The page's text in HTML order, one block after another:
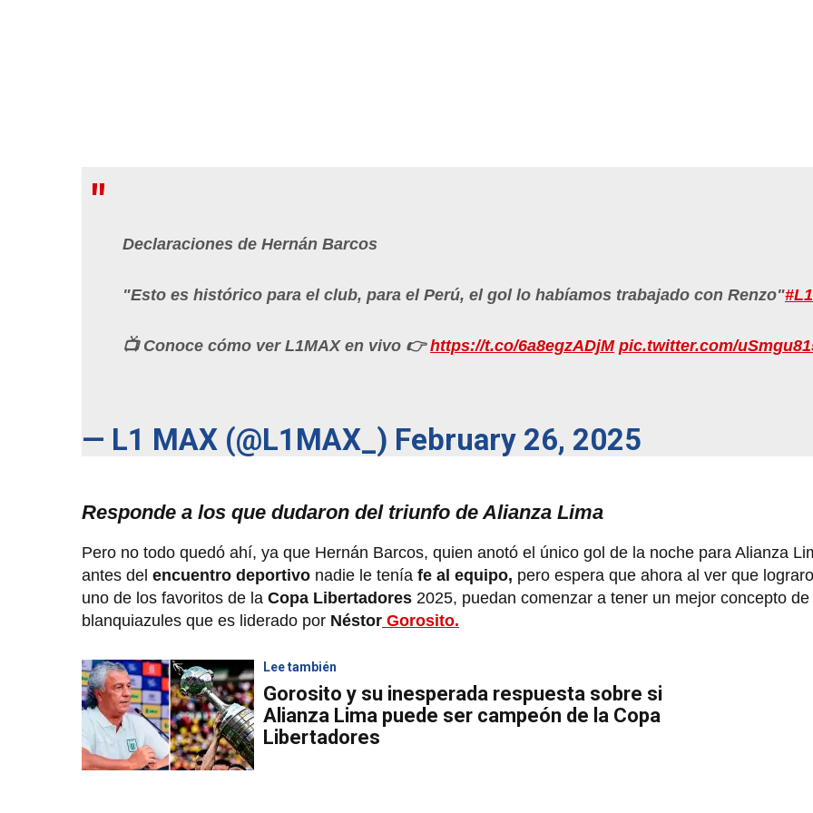
Declaraciones de Hernán Barcos
"Esto es histórico para el club, para el Perú, el gol lo habíamos trabajado con Renzo"
📺 Conoce cómo ver L1MAX en vivo 👉https://t.co/6a8egzADjM pic.twitter.com/
— L1 MAX (@L1MAX_) February 26, 2025
Responde a los que dudaron del triunfo de Alianza Lima
Pero no todo quedó ahí, ya que Hernán Barcos, quien anotó el único gol de la noche para Alianza
antes del encuentro deportivo nadie le tenía fe al equipo, pero espera que ahora al ver que
uno de los favoritos de la Copa Libertadores 2025, puedan comenzar a tener un mejor concepto de
blanquiazules que es liderado por Néstor Gorosito.
Lee también
Gorosito y su inesperada respuesta sobre si
Alianza Lima puede ser campeón de la Copa
Libertadores